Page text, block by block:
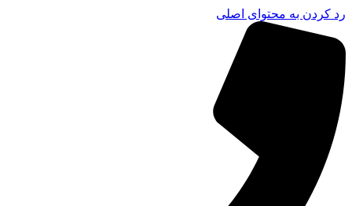
رد کردن به محتوای اصلی